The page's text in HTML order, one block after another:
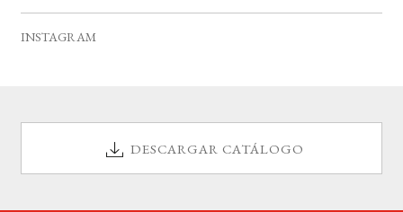
INSTAGRAM
DESCARGAR CATÁLOGO